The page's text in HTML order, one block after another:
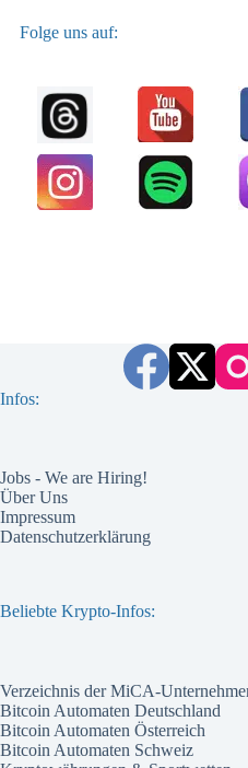
Folge uns auf:
Infos:
Jobs - We are Hiring!
Über Uns
Impressum
Datenschutzerklärung
Beliebte Krypto-Infos:
Verzeichnis der MiCA-
Bitcoin Automaten Deutschland
Bitcoin Automaten Österreich
Bitcoin Automaten Schweiz